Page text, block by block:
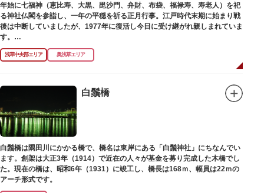
年始に七福神（恵比寿、大黒、毘沙門、弁財、布袋、福禄寿、寿老人）を祀
る神社仏閣を参詣し、一年の平穏を祈る正月行事。江戸時代末期に始まり戦
後は中断していましたが、1977年に復活し今日に受け継がれ親しまれていま
す。
浅草名所七福神の特徴は福禄寿、寿老人が2社ずつあり、巡る社寺が9ヶ所あ
るところ。九は数の究み、鳩と言う字にも使われていて、鳩は「集まる」と
絵馬をつけ、色紙・福絵に御朱印をいただきながら巡拝しましょう。
江戸文化発祥の地といわれる浅草には、観音様の境内を中心として広く各所
に名所・旧跡があります。七福神をめぐる途中、これらの名跡も訪ねながら
江戸文化の面影を偲んでみてはいかがでしょうか。
御利益にあやかりながらの散策は、福徳と心の安らぎを与えてくれることで
しょう。
浅草中央部エリア 奥浅草エリア
白鬚橋
白鬚橋は隅田川にかかる橋で、橋名は東岸にある「白鬚神社」にちなんでい
ます。創架は大正3年（1914）で近在の人々が基金を募り完成した木橋でし
た。現在の橋は、昭和6年（1931）に竣工し、橋長は168ｍ、幅員は22ｍの
アーチ形式です。